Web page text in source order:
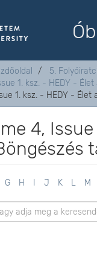
5.
1. ksz. - HEDY -
1. ksz. - HEDY -
4,
G H J K L M